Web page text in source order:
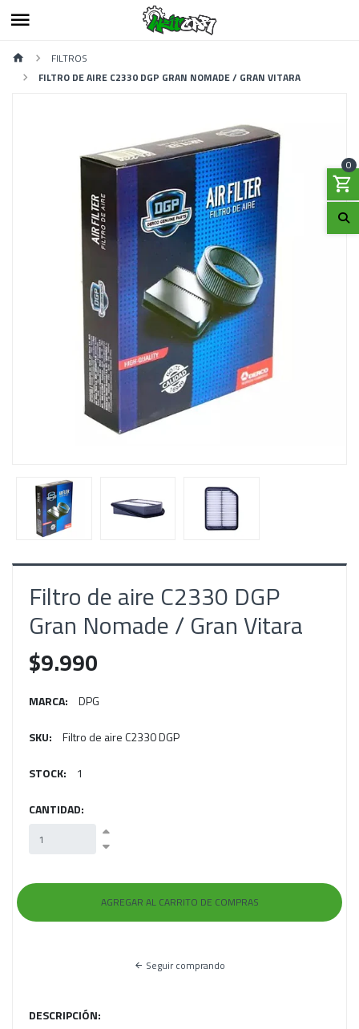
0
FILTROS
FILTRO DE AIRE C2330 DGP GRAN NOMADE / GRAN VITARA
Filtro de aire C2330 DGP
Gran Nomade / Gran Vitara
$9.990
MARCA: DPG
SKU: Filtro de aire C2330 DGP
STOCK: 1
CANTIDAD:
Seguir comprando
DESCRIPCIÓN: